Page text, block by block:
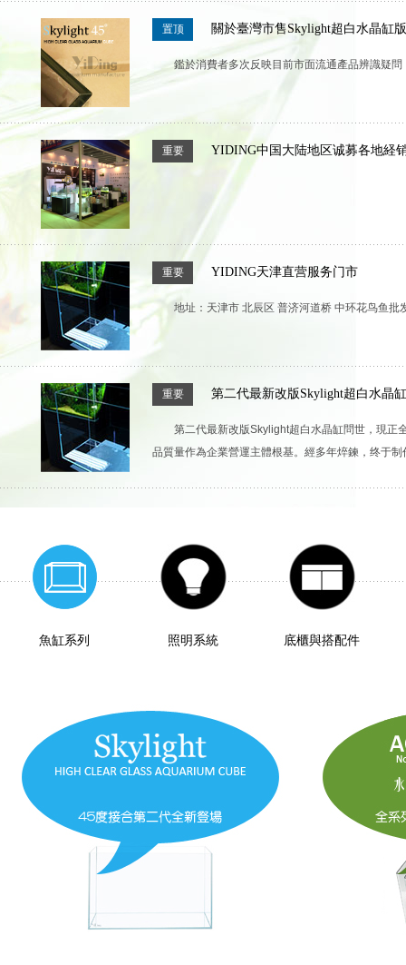
置顶 關於臺灣市售Skylight超白水晶缸
鑑於消費者多次反映目前市面流通產品辨識疑
重要 YIDING中国大陆地区诚募各地経
重要 YIDING天津直营服务门市
地址：天津市 北辰区 普济河道桥 中环花鸟鱼
重要 第二代最新改版Skylight超白水晶
第二代最新改版Skylight超白水晶缸問世，現正
品質量作為企業營運主體根基。經多年焠鍊，终于
魚缸系列 照明系統 底櫃與搭配件